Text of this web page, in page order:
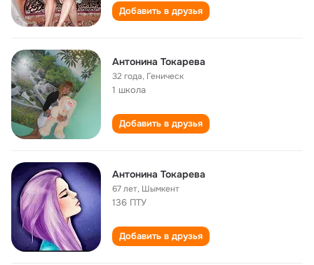
Добавить в друзья
Антонина Токарева
32 года, Геническ
1 школа
Добавить в друзья
Антонина Токарева
67 лет, Шымкент
136 ПТУ
Добавить в друзья